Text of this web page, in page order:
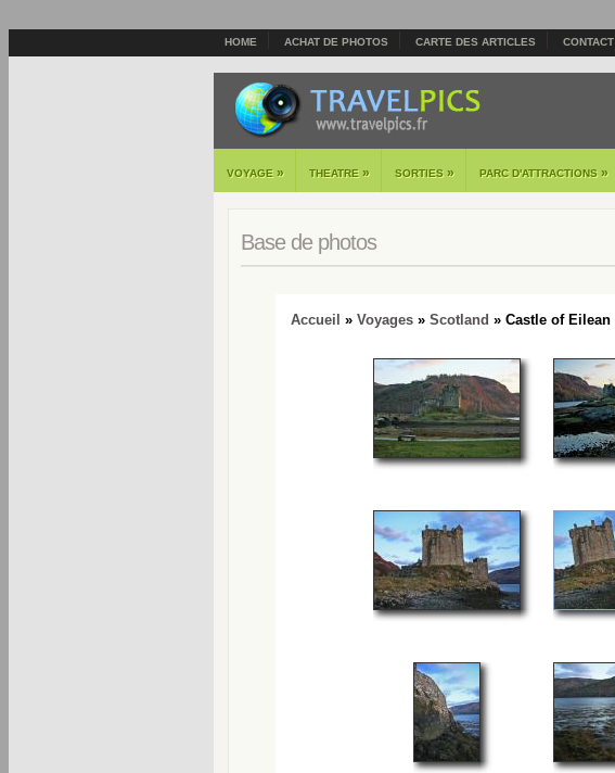
HOME ACHAT DE PHOTOS CARTE DES ARTICLES CONTACT
VOYAGE » THEATRE » SORTIES » PARC D'ATTRACTIONS »
Base de photos
Accueil » Voyages » Scotland » Castle of Eilean